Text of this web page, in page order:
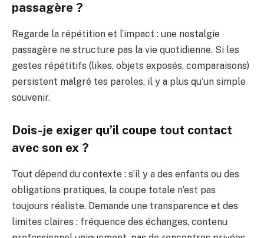
passagère ?
Regarde la répétition et l’impact : une nostalgie
passagère ne structure pas la vie quotidienne. Si les
gestes répétitifs (likes, objets exposés, comparaisons)
persistent malgré tes paroles, il y a plus qu’un simple
souvenir.
Dois-je exiger qu’il coupe tout contact
avec son ex ?
Tout dépend du contexte : s’il y a des enfants ou des
obligations pratiques, la coupe totale n’est pas
toujours réaliste. Demande une transparence et des
limites claires : fréquence des échanges, contenu